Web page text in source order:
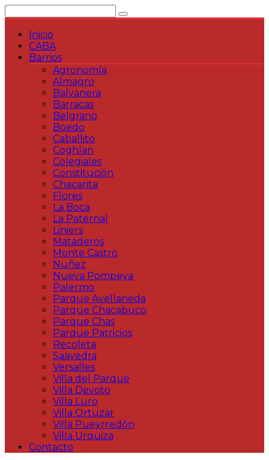
al
contenidoInicio
CABA
Barrios
Agronomía
Almagro
Balvanera
Barracas
Belgrano
Boedo
Caballito
Coghlan
Colegiales
Constitución
Chacarita
Flores
La Boca
La Paternal
Liniers
Mataderos
Monte Castro
Nuñez
Nueva Pompeya
Palermo
Parque Avellaneda
Parque Chacabuco
Parque Chas
Parque Patricios
Recoleta
Saavedra
Versalles
Villa del Parque
Villa Devoto
Villa Luro
Villa Ortuzar
Villa Pueyrredón
Villa Urquiza
Contacto